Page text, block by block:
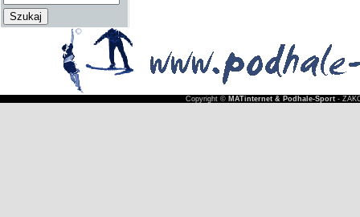
Copyright © MATinternet & Podhale-Sport-